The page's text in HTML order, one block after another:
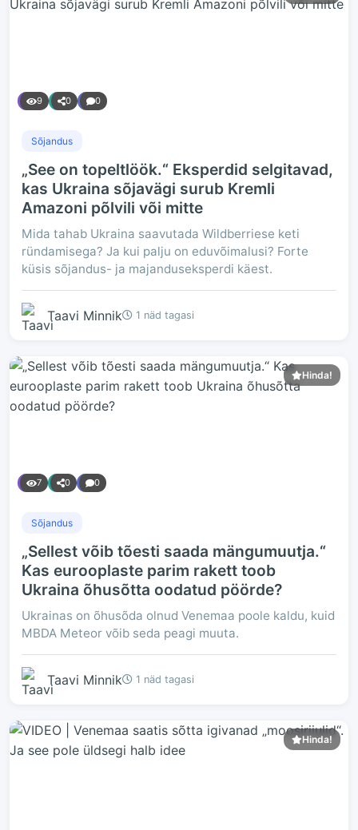
9 0 0
Sõjandus
„See on topeltlöök.“ Eksperdid selgitavad,
kas Ukraina sõjavägi surub Kremli
Amazoni põlvili või mitte
Mida tahab Ukraina saavutada Wildberriese keti
ründamisega? Ja kui palju on eduvõimalusi? Forte
küsis sõjandus- ja majanduseksperdi käest.
Taavi Minnik 1 näd tagasi
Hinda!
7 0 0
Sõjandus
„Sellest võib tõesti saada mängumuutja.“
Kas eurooplaste parim rakett toob
Ukraina õhusõtta oodatud pöörde?
Ukrainas on õhusõda olnud Venemaa poole kaldu, kuid
MBDA Meteor võib seda peagi muuta.
Taavi Minnik 1 näd tagasi
Hinda!